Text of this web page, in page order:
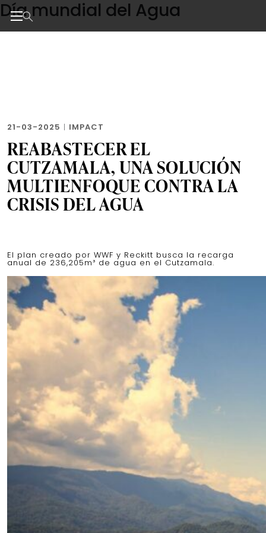
Skip
to
the
Día mundial del Agua
21-03-2025 | IMPACT
REABASTECER EL
CUTZAMALA, UNA SOLUCIÓN
MULTIENFOQUE CONTRA LA
CRISIS DEL AGUA
El plan creado por WWF y Reckitt busca la recarga
anual de 236,205m³ de agua en el Cutzamala.